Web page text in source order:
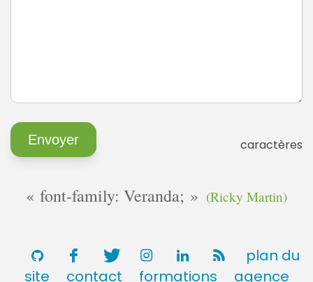
caractères
font-family: Veranda; (Ricky Martin)
plan du
site
contact formations agence